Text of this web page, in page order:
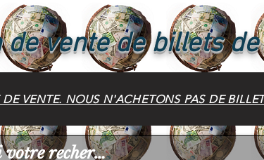
vente de billets
VENTE. NOUS N'ACHETONS PAS DE